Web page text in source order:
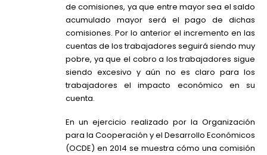
de comisiones, ya que entre mayor sea el saldo
acumulado mayor será el pago de dichas
comisiones. Por lo anterior el incremento en las
cuentas de los trabajadores seguirá siendo muy
pobre, ya que el cobro a los trabajadores sigue
siendo excesivo y aún no es claro para los
trabajadores el impacto económico en su
cuenta.
En un ejercicio realizado por la Organización
para la Cooperación y el Desarrollo Económicos
(OCDE) en 2014 se muestra cómo una comisión